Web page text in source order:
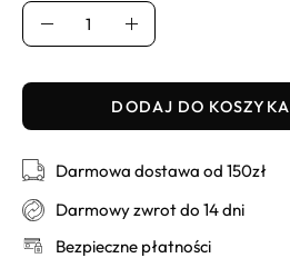
Ilość
Dodaj
DODAJ DO KOSZYKA
Darmowa dostawa od 150zł
Darmowy zwrot do 14 dni
Bezpieczne płatności